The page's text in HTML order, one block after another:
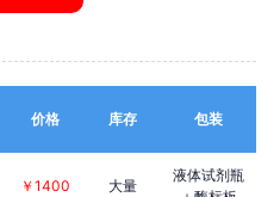
价格 库存 包装
￥1400 大量
液体试剂瓶